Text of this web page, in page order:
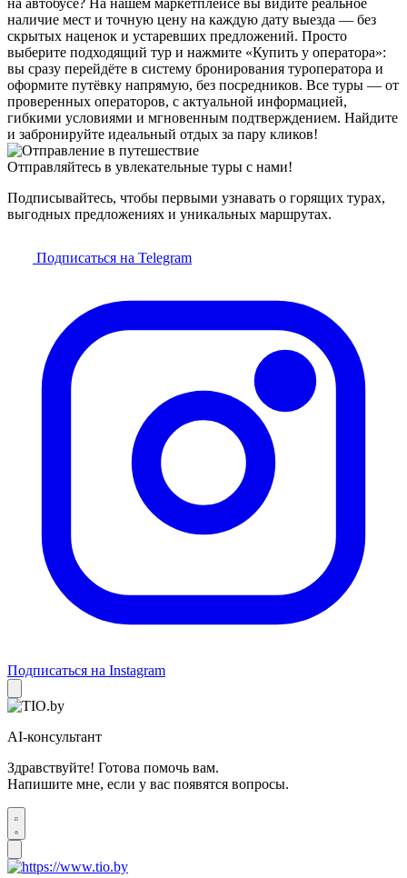
наличие мест и точную цену на каждую дату выезда — без
скрытых наценок и устаревших предложений. Просто
выберите подходящий тур и нажмите «Купить у оператора»:
вы сразу перейдёте в систему бронирования туроператора и
оформите путёвку напрямую, без посредников. Все туры — от
проверенных операторов, с актуальной информацией,
гибкими условиями и мгновенным подтверждением. Найдите
и забронируйте идеальный отдых за пару кликов!
Отправляйтесь в увлекательные туры с нами!
Подписывайтесь, чтобы первыми узнавать о горящих турах,
выгодных предложениях и уникальных маршрутах.
Подписаться на Telegram
Подписаться на Instagram
AI-консультант
Здравствуйте! Готова помочь вам.
Напишите мне, если у вас появятся вопросы.